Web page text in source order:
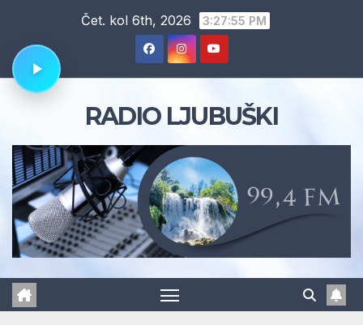
content
Čet. kol 6th, 2026 3:27:56 PM
RADIO LJUBUŠKI